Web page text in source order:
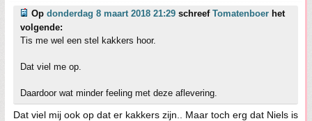
Op donderdag 8 maart 2018 21:29 schreef Tomatenboer het
volgende:
Tis me wel een stel kakkers hoor.
Dat viel me op.
Daardoor wat minder feeling met deze aflevering.
Dat viel mij ook op dat er kakkers zijn.. Maar toch erg dat Niels is